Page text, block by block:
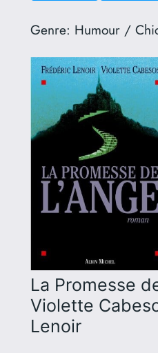
Genre: Humour /
La Promesse
Violette
Lenoir